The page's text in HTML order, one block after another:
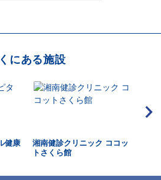
にある施設
健康
湘南健診クリニック ココッ
トさくら館